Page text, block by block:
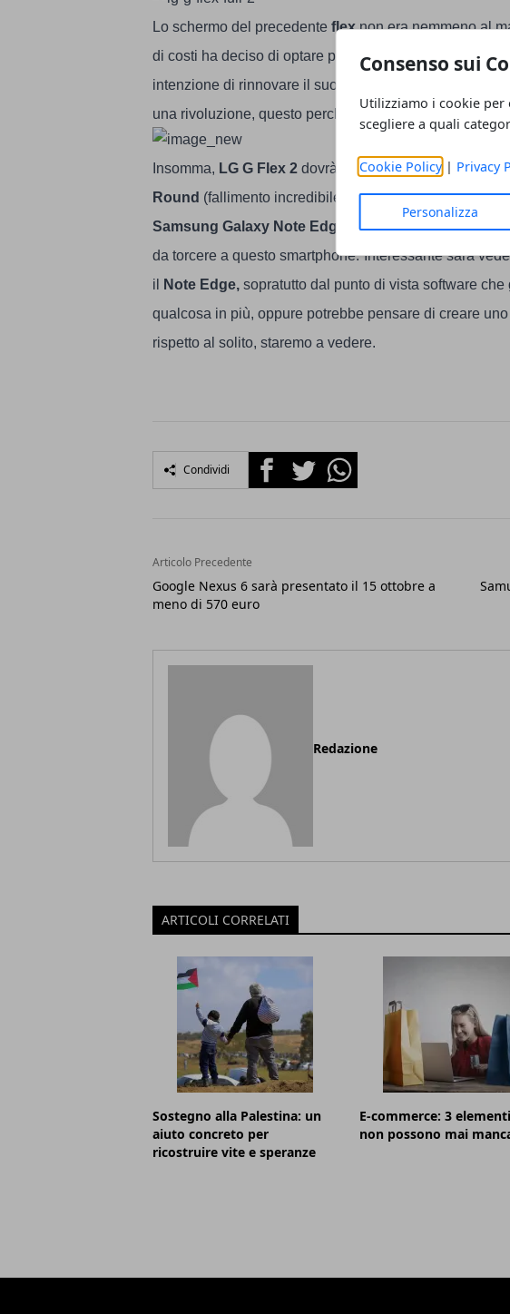
Consenso sui
Utilizziamo i cookie
scegliere a quali
Cookie Policy| Privacy
Personalizza
Lo schermo del precedente flexnon era nemmeno al
di costi ha deciso di optare per unHD e non per un
intenzione di rinnovare il suo smartphone, ci
una rivoluzione, questo perchè questo dispositivo lo è
Insomma, LG G Flex 2 dovrà mettersi a confronto con
Round (fallimento incredibile di casa Samsung), di
Samsung Galaxy Note Edge
che con la sua parte di
da torcere a questo smartphone. Interessante sarà
il
Note Edge, sopratutto dal punto di vista software che
qualcosa in più, oppure potrebbe pensare di creare
rispetto al solito, staremo a vedere.
Condividi FacebookTwitterWhatsapp
Articolo Precedente
Google Nexus 6 sarà presentato il 15 ottobre a
meno di 570 euro
Redazione
ARTICOLI CORRELATI
Sostegno alla Palestina: un
aiuto concreto per
ricostruire vite e speranze
E-commerce: 3
non possono mai